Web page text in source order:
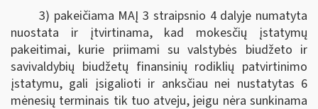
3) pakeičiama MAĮ 3 straipsnio 4 dalyje numatyta
nuostata ir įtvirtinama, kad mokesčių įstatymų
pakeitimai, kurie priimami su valstybės biudžeto ir
savivaldybių biudžetų finansinių rodiklių patvirtinimo
įstatymu, gali įsigalioti ir anksčiau nei nustatytas 6
mėnesių terminais tik tuo atveju, jeigu nėra sunkinama